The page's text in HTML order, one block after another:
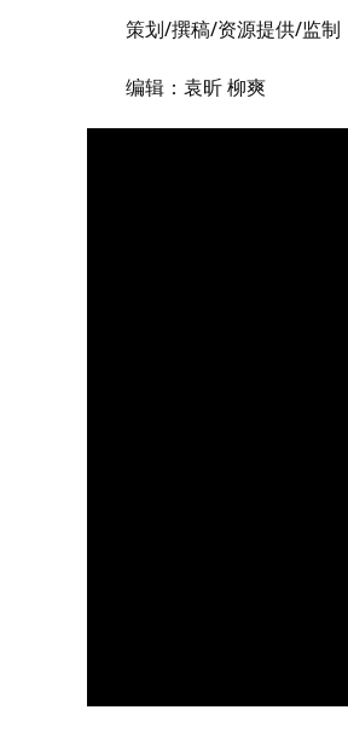
策划/撰稿/资源提供/监制
编辑：袁昕 柳爽